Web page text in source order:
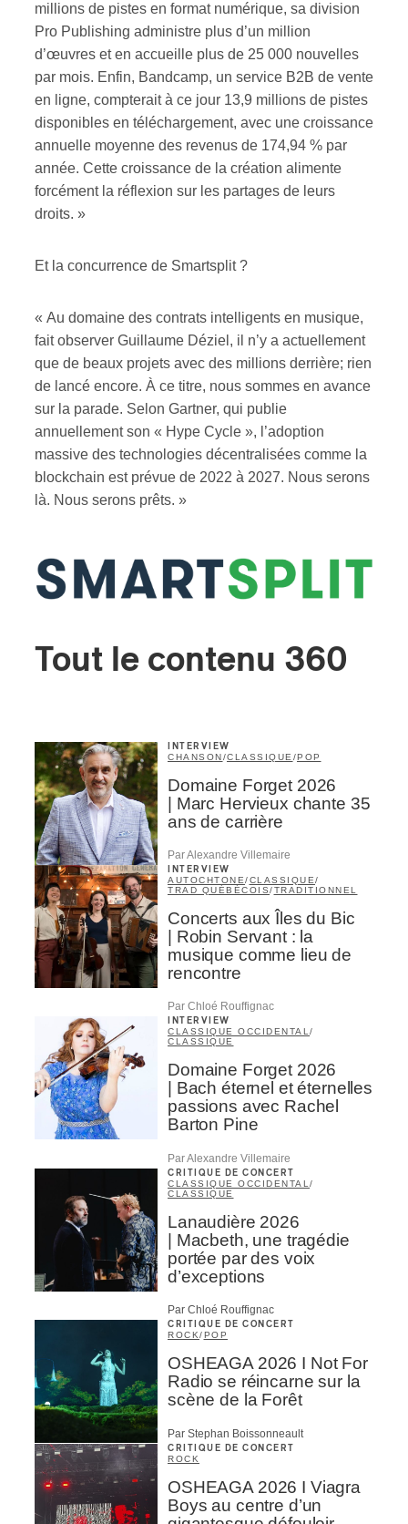
millions de pistes en format numérique, sa division
Pro Publishing administre plus d’un million
d’œuvres et en accueille plus de 25 000 nouvelles
par mois. Enfin, Bandcamp, un service B2B de vente
en ligne, compterait à ce jour 13,9 millions de pistes
disponibles en téléchargement, avec une croissance
annuelle moyenne des revenus de 174,94 % par
année. Cette croissance de la création alimente
forcément la réflexion sur les partages de leurs
droits. »
Et la concurrence de Smartsplit ?
« Au domaine des contrats intelligents en musique,
fait observer Guillaume Déziel, il n’y a actuellement
que de beaux projets avec des millions derrière; rien
de lancé encore. À ce titre, nous sommes en avance
sur la parade. Selon Gartner, qui publie
annuellement son « Hype Cycle », l’adoption
massive des technologies décentralisées comme la
blockchain est prévue de 2022 à 2027. Nous serons
là. Nous serons prêts. »
Tout le contenu 360
INTERVIEW
CHANSON/CLASSIQUE /POP
Domaine Forget 2026
| Marc Hervieux chante 35
ans de carrière
Par Alexandre Villemaire
INTERVIEW
AUTOCHTONE/CLASSIQUE/
TRAD QUÉBÉCOIS/TRADITIONNEL
Concerts aux Îles du Bic
| Robin Servant : la
musique comme lieu de
rencontre
Par Chloé Rouffignac
INTERVIEW
CLASSIQUE OCCIDENTAL/
CLASSIQUE
Domaine Forget 2026
| Bach éternel et éternelles
passions avec Rachel
Barton Pine
Par Alexandre Villemaire
CRITIQUE DE CONCERT
CLASSIQUE OCCIDENTAL /
CLASSIQUE
Lanaudière 2026
| Macbeth, une tragédie
portée par des voix
d’exceptions
Par Chloé Rouffignac
CRITIQUE DE CONCERT
ROCK/POP
OSHEAGA 2026 I Not For
Radio se réincarne sur la
scène de la Forêt
Par Stephan Boissonneault
CRITIQUE DE CONCERT
ROCK
OSHEAGA 2026 I Viagra
Boys au centre d’un